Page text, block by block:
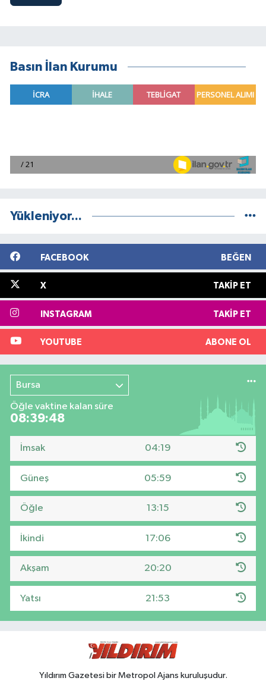
Basın İlan Kurumu
Yükleniyor...
FACEBOOK BEĞEN
X TAKIP ET
INSTAGRAM TAKIP ET
YOUTUBE ABONE OL
Bursa
Öğle vaktine kalan süre
08:39:47
İmsak 04:19
Güneş 05:59
Öğle 13:15
İkindi 17:06
Akşam 20:20
Yatsı 21:53
Yıldırım Gazetesi bir Metropol Ajans kuruluşudur.